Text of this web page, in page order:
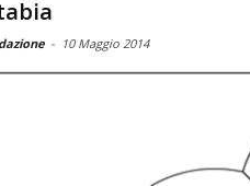
- 10 Maggio 2014